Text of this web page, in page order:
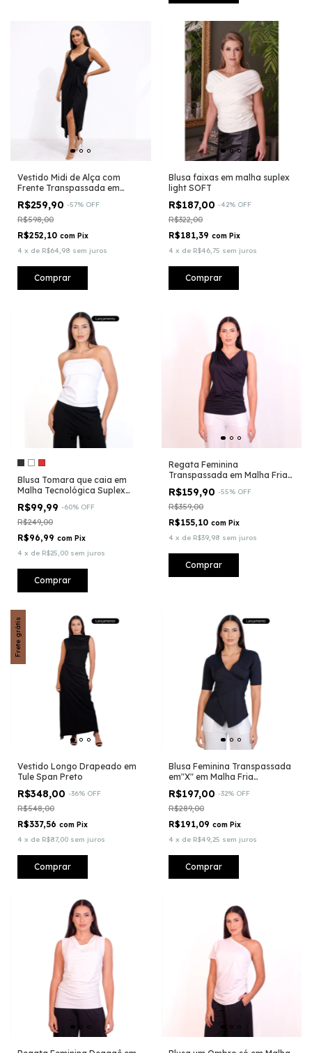
Vestido Midi de Alça com
Frente Transpassada em
Malha Fluity Shinny
R$259,90 -57% OFF
R$598,00
R$252,10 com Pix
4 x de R$64,98 sem juros
Comprar
Blusa faixas em malha suplex
light SOFT
R$187,00 -42% OFF
R$322,00
R$181,39 com Pix
4 x de R$46,75 sem juros
Comprar
Blusa Tomara que caia em
Malha Tecnológica Suplex
R$99,99 -60% OFF
R$249,00
R$96,99 com Pix
4 x de R$25,00 sem juros
Comprar
Regata Feminina
Transpassada em Malha Fria
R$159,90 -55% OFF
R$359,00
R$155,10 com Pix
4 x de R$39,98 sem juros
Comprar
Frete grátis
Vestido Longo Drapeado em
Tule Span Preto
R$348,00 -36% OFF
R$548,00
R$337,56 com Pix
4 x de R$87,00 sem juros
Comprar
Blusa Feminina Transpassada
em"X" em Malha Fria
Tecnológica - Fluity® toda
dupla na frente
R$197,00 -32% OFF
R$289,00
R$191,09 com Pix
4 x de R$49,25 sem juros
Comprar